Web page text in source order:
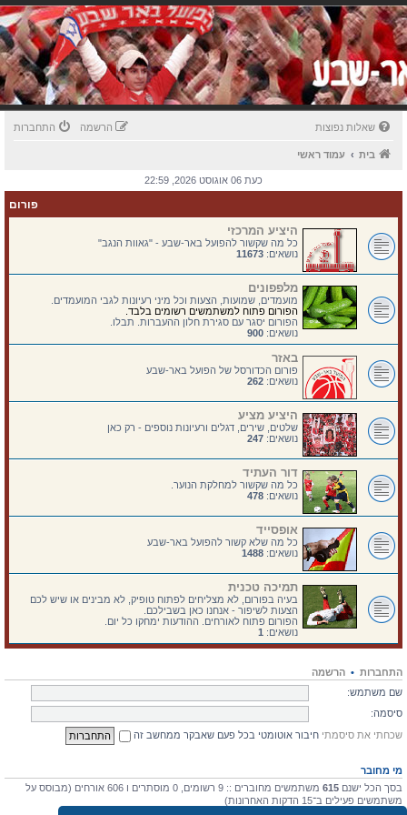
שאלות נפוצות התחברות הרשמה
בית עמוד ראשי
כעת 06 אוגוסט 2026, 22:59
פורום
היציע המרכזי
כל מה שקשור להפועל באר-שבע - "גאוות הנגב"
נושאים: 11673
מלפפונים
מועמדים, שמועות, הצעות וכל מיני רעיונות לגבי המועמדים.
הפורום פתוח למשתמשים רשומים בלבד.
הפורום יסגר עם סגירת חלון ההעברות. תבלו.
נושאים: 900
באזר
פורום הכדורסל של הפועל באר-שבע
נושאים: 262
היציע מציע
שלטים, שירים, דגלים ורעיונות נוספים - רק כאן
נושאים: 247
דור העתיד
כל מה שקשור למחלקת הנוער.
נושאים: 478
אופסייד
כל מה שלא קשור להפועל באר-שבע
נושאים: 1488
תמיכה טכנית
בעיה בפורום, לא מצליחים לפתוח טופיק, לא מבינים או שיש לכם
הצעות לשיפור - אנחנו כאן בשבילכם.
הפורום פתוח לאורחים. ההודעות ימחקו כל יום.
נושאים: 1
התחברות • הרשמה
שם משתמש:
סיסמה:
שכחתי את סיסמתי חיבור אוטומטי בכל פעם שאבקר ממחשב זה
מי מחובר
בסך הכל ישנם 615
משתמשים מחוברים :: 9 רשומים, 0 מוסתרים ו 606 אורחים (מבוסס על
משתמשים פעילים ב־15 הדקות האחרונות)